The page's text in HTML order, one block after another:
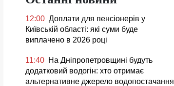
12:00 Доплати для пенсіонерів у
Київській області: які суми буде
виплачено в 2026 році
11:40 На Дніпропетровщині будуть
додатковий водогін: хто отримає
альтернативне джерело водопостачання